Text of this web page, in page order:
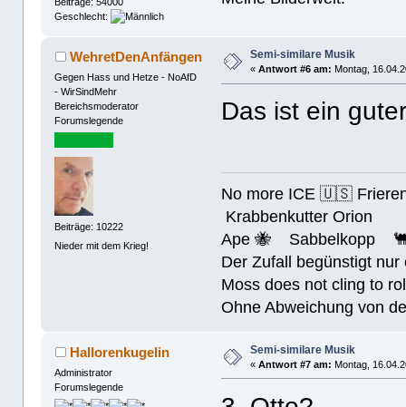
Geschlecht:
WehretDenAnfängen
Gegen Hass und Hetze - NoAfD
- WirSindMehr
Bereichsmoderator
Forumslegende
Beiträge: 10222
Nieder mit dem Krieg!
Semi-similare Musik
«Antwort #6 am: Montag,
Das ist ein
No more ICE 🇺🇸
Krabbenkutter Orion
Ape 🐝 Sabbelkopp
Der Zufall begünstigt
Moss does not cling to
Ohne Abweichung von
Hallorenkugelin
Administrator
Forumslegende
Semi-similare Musik
«Antwort #7 am: Montag,